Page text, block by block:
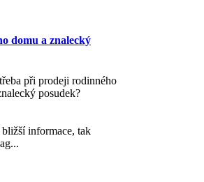
domu a znalecký
při prodeji rodinného
posudek?
informace, tak